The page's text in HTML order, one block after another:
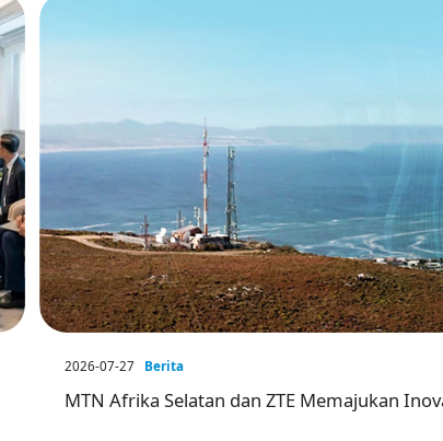
2026-07-27 Berita
MTN Afrika Selatan dan ZTE Memajukan